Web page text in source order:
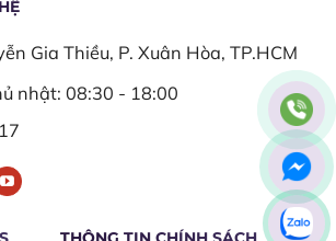
Gia Thiều, P. Xuân Hòa, TP.HCM
nhật: 08:30 - 18:00​